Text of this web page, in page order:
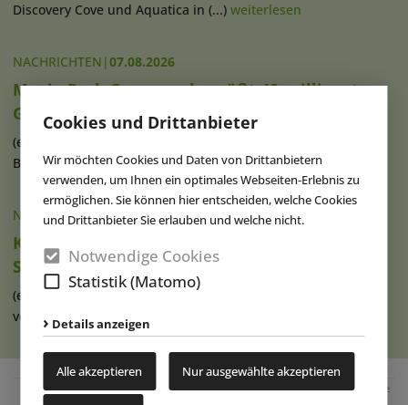
Cookies und Drittanbieter
Wir möchten Cookies und Daten von Drittanbietern
verwenden, um Ihnen ein optimales Webseiten-Erlebnis zu
ermöglichen. Sie können hier entscheiden, welche Cookies
und Drittanbieter Sie erlauben und welche nicht.
Notwendige Cookies
Statistik (Matomo)
Details anzeigen
Alle akzeptieren Nur ausgewählte akzeptieren
Discovery Cove und Aquatica in (...) weiterlesen
NACHRICHTEN |07.08.2026
Movie Park Germany begrüßt 40-millionsten
Gast
(eap) Diesen Sommer feiert der Movie Park Germany in
Bottrop-Kirchhellen sein 30-jähriges (...)weiterlesen
NACHRICHTEN|07.08.2026
Ketteler Hof erweitert Indoorhalle und
Spielangebot
(eap) Im Erlebnispark Ketteler Hof in Haltern am See haben
vor Kurzem die Bauarbeiten zur (...)
Anzeige